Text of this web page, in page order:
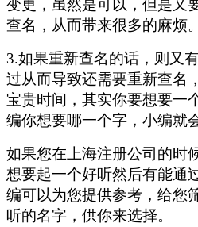
变更，虽然是可以，但是又
查名，从而带来很多的麻烦。
3.如果重新查名的话，则又
过从而导致还需要重新查名
宝贵时间，其实你要想要一
编你想要哪一个字，小编就
如果您在上海注册公司的时
想要起一个好听然后有能通
编可以为您提供参考，给您
听的名字，供你来选择。